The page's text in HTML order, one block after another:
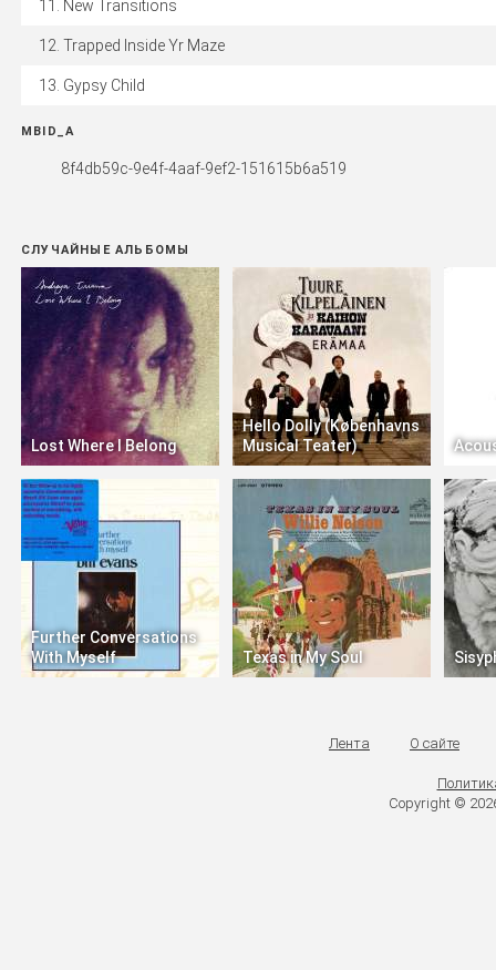
New Transitions
Trapped Inside Yr Maze
Gypsy Child
MBID_A
8f4db59c-9e4f-4aaf-9ef2-151615b6a519
СЛУЧАЙНЫЕ АЛЬБОМЫ
Lost Where I Belong
Hello Dolly (Københavns
Musical Teater)
Further Conversations
With Myself
Texas in My Soul
Лента О сайте
Copyright ©